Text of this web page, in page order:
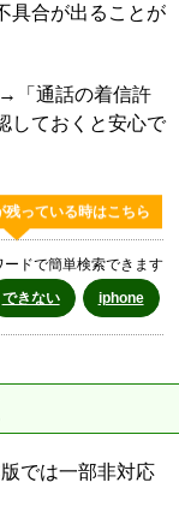
具合が出ることが
「通話の着信許
しておくと安心で
残っている時はこちら
ドで簡単検索できます
できない iphone
では一部非対応